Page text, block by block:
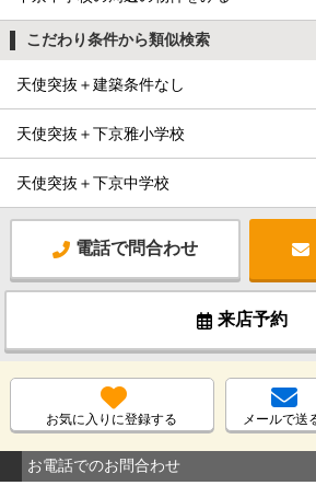
こだわり条件から類似検索
天使突抜＋建築条件なし
天使突抜＋下京雅小学校
天使突抜＋下京中学校
電話で問合わせ
来店予約
お気に入りに登録する メールで送
お電話でのお問合わせ